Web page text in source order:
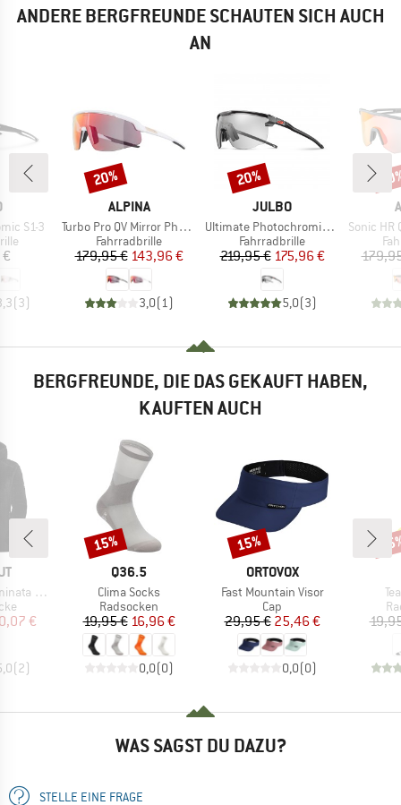
ANDERE BERGFREUNDE SCHAUTEN SICH AUCH
AN
S1-3
(3)
MARKE
ALPINA
Artikel
Turbo Pro QV Mirror Photochromic S1-3
Produktgruppe
Fahrradbrille
Preis
179,95 €reduzierter Preis
143,96 €
3,0( 1)
Rabatt
20%
MARKE
JULBO
Artikel
Ultimate Photochromic S0-3 (VLT 8-85%)
Produktgruppe
Fahrradbrille
Preis
219,95 €reduzierter Preis
175,96 €
5,0(3)
Rabatt
20%
Artikel
Sonic HR
BERGFREUNDE, DIE DAS GEKAUFT HABEN,
KAUFTEN AUCH
Jacket
Preis
€
(2)
MARKE
Q36.5
Artikel
Clima Socks
Produktgruppe
Radsocken
Preis
19,95 €reduzierter Preis
16,96 €
0,0(0)
Rabatt
15%
MARKE
ORTOVOX
Artikel
Fast Mountain Visor
Produktgruppe
Cap
Preis
29,95 €reduzierter Preis
25,46 €
0,0(0)
Rabatt
15%
WAS SAGST DU DAZU?
STELLE EINE FRAGE